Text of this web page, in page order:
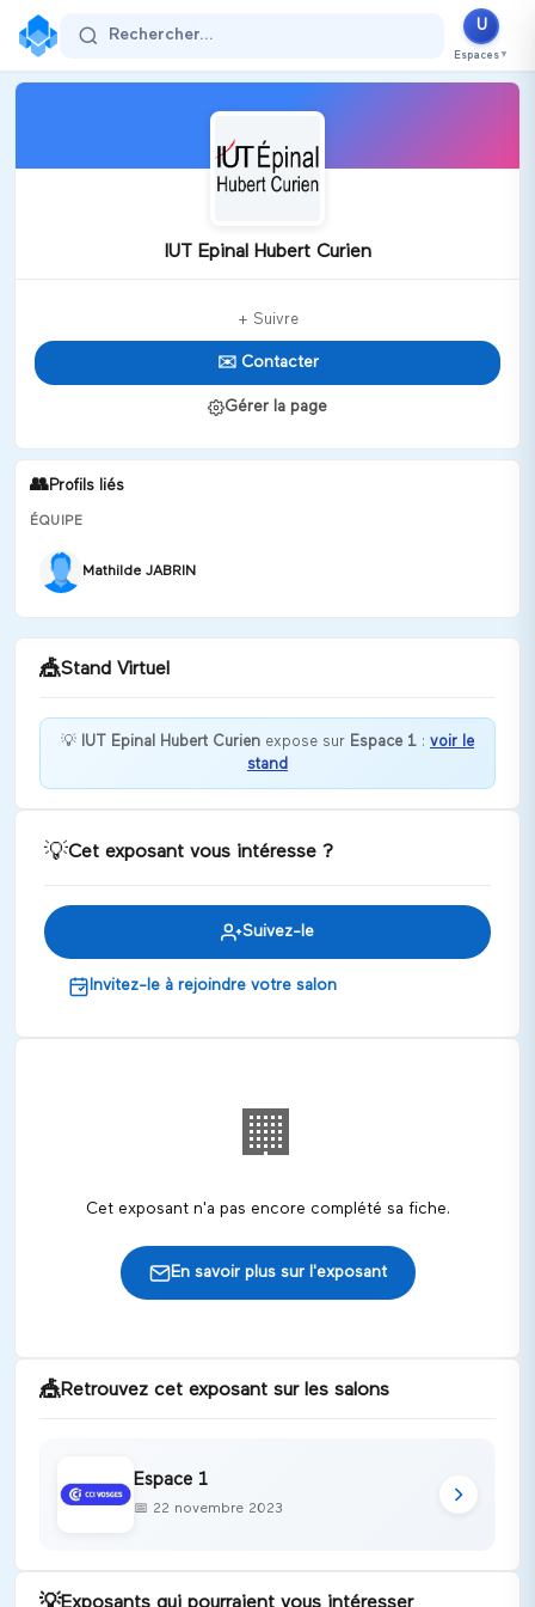
Rechercher...
U
Espaces ▼
IUT Epinal Hubert Curien
+ Suivre
✉️ Contacter
Gérer la page
👥Profils liés
ÉQUIPE
Mathilde JABRIN
🎪Stand Virtuel
Bienvenue chez IUT Epinal Hubert Curien !
💡 IUT Epinal Hubert Curien expose sur Espace 1 : voir le
stand
💡Cet exposant vous intéresse ?
Suivez-le
Invitez-le à rejoindre votre salon
🏢
Cet exposant n'a pas encore complété sa fiche.
En savoir plus sur l'exposant
🎪Retrouvez cet exposant sur les salons
Espace 1
📅 22 novembre 2023